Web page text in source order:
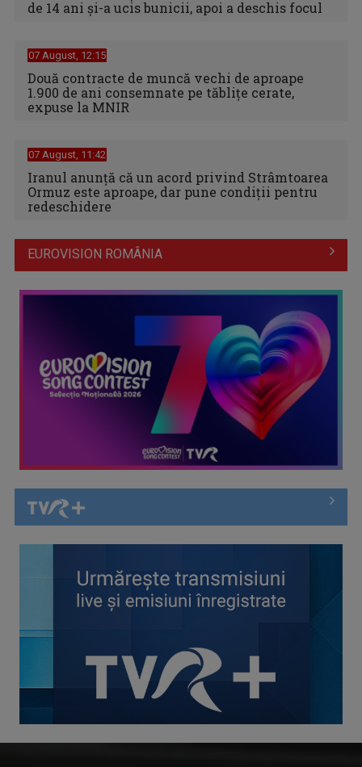
de 14 ani și-a ucis bunicii, apoi a deschis focul
07 August, 12:15
Două contracte de muncă vechi de aproape
1.900 de ani consemnate pe tăblițe cerate,
expuse la MNIR
07 August, 11:42
Iranul anunță că un acord privind Strâmtoarea
Ormuz este aproape, dar pune condiții pentru
redeschidere
EUROVISION ROMÂNIA